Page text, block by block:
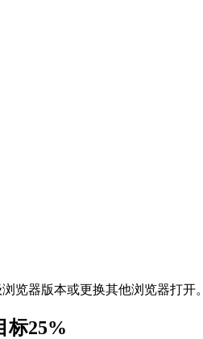
览器版本或更换其他浏览器打开。
标25%